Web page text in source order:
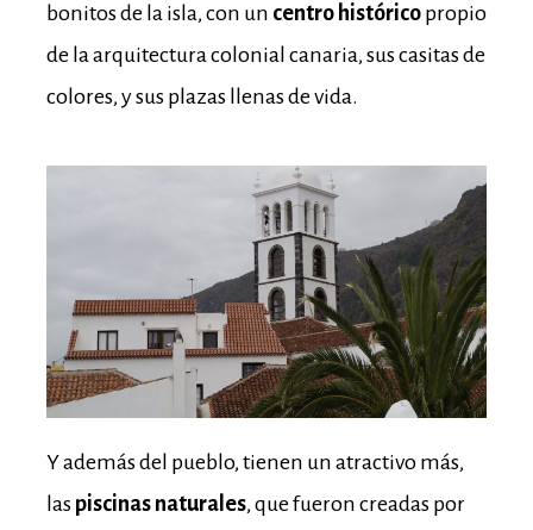
bonitos de la isla, con un centro histórico propio
de la arquitectura colonial canaria, sus casitas de
colores, y sus plazas llenas de vida.
Y además del pueblo, tienen un atractivo más,
las piscinas naturales, que fueron creadas por